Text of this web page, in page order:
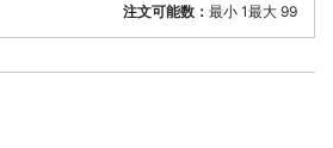
注文可能数： 最小 1最大 99